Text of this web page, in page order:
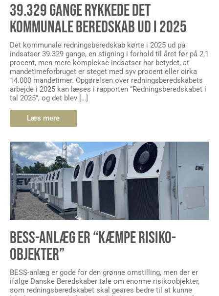
39.329 GANGE RYKKEDE DET
KOMMUNALE BEREDSKAB UD I 2025
Det kommunale redningsberedskab kørte i 2025 ud på
indsatser 39.329 gange, en stigning i forhold til året før på 2,1
procent, men mere komplekse indsatser har betydet, at
mandetimeforbruget er steget med syv procent eller cirka
14.000 mandetimer. Opgørelsen over redningsberedskabets
arbejde i 2025 kan læses i rapporten ”Redningsberedskabet i
tal 2025”, og det blev […]
Læs mere
BESS-ANLÆG ER “KÆMPE RISIKO-
OBJEKTER”
BESS-anlæg er gode for den grønne omstilling, men der er
ifølge Danske Beredskaber tale om enorme risikoobjekter,
som redningsberedskabet skal geares bedre til at kunne